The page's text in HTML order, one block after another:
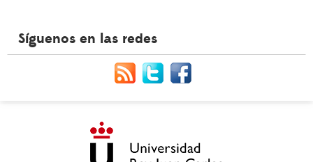
Síguenos en las redes